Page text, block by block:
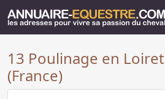
13 Poulinage en Loiret
(France)